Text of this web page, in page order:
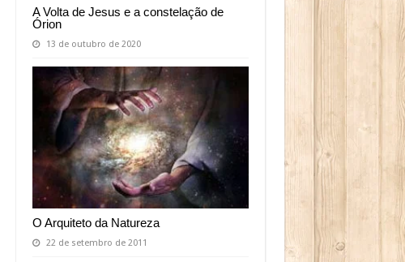
A Volta de Jesus e a constelação de
Órion
13 de outubro de 2020
O Arquiteto da Natureza
22 de setembro de 2011